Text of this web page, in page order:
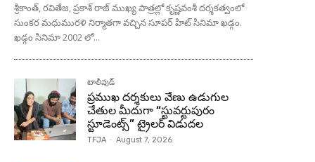
శ్రీకాంత్, రవితేజ, ప్రకాశ్ రాజ్ ముఖ్య పాత్రల్లో కృష్ణవంశీ దర్శకత్వంలో
సుంకర మధుమురళి నిర్మాతగా వచ్చిన సూపర్ హిట్ సినిమా ఖడ్గం.
ఖడ్గం సినిమా 2002 లో...
టాలీవుడ్
ప్రముఖ దర్శకులు వేణు ఉడుగుల
చేతుల మీదుగా “స్టువర్టుపురం
స్టూడెంట్స్” ట్రైలర్ విడుదల
TFJA - August 7, 2026